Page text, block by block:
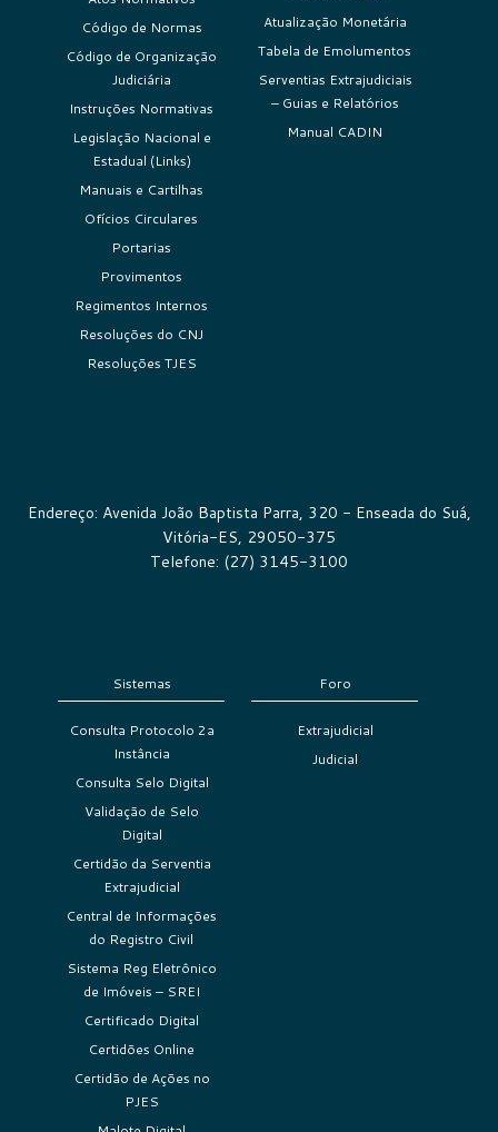
Código de Normas
Código de Organização
Judiciária
Instruções Normativas
Legislação Nacional e
Estadual (Links)
Manuais e Cartilhas
Ofícios Circulares
Portarias
Provimentos
Regimentos Internos
Resoluções do CNJ
Resoluções TJES
Atualização Monetária
Tabela de Emolumentos
Serventias Extrajudiciais
– Guias e Relatórios
Manual CADIN
Endereço: Avenida João Baptista Parra, 320 - Enseada do Suá,
Vitória-ES, 29050-375
Telefone: (27) 3145-3100
Sistemas
Consulta Protocolo 2a
Instância
Consulta Selo Digital
Validação de Selo
Digital
Certidão da Serventia
Extrajudicial
Central de Informações
do Registro Civil
Sistema Reg Eletrônico
de Imóveis – SREI
Certificado Digital
Certidões Online
Certidão de Ações no
PJES
Foro
Extrajudicial
Judicial